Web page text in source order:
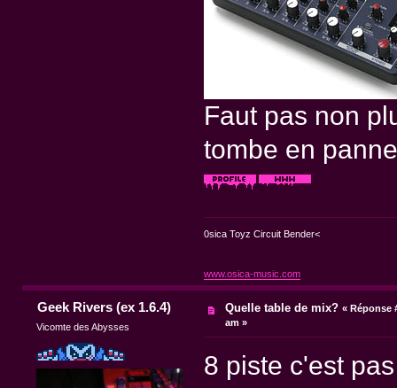
Faut pas non
tombe en
0sica Toyz Circuit Bender<
www.osica-music.com
Geek Rivers (ex 1.6.4)
Vicomte des Abysses
Quelle table de mix? «Réponse
am »
8 piste c'est